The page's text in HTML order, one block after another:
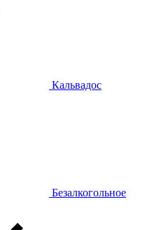
Кальвадос
Безалкогольное